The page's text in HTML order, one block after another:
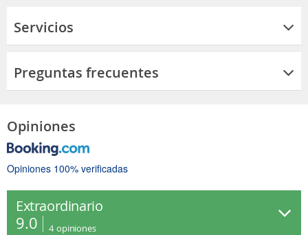
Servicios
Preguntas frecuentes
Opiniones
Opiniones 100% verificadas
Extraordinario
9.0 4 opiniones